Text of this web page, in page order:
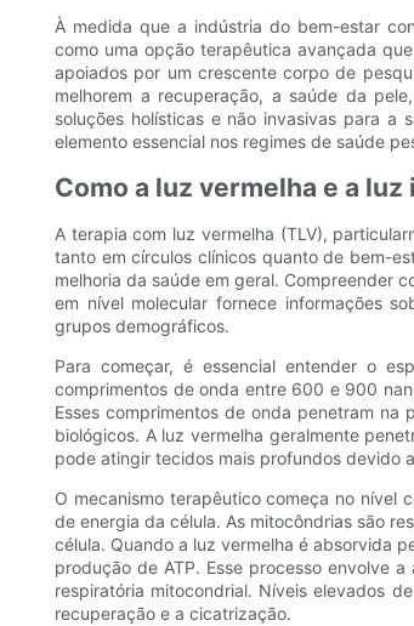
À medida que a indústria do bem-estar
como uma opção terapêutica avançada
apoiados por um crescente corpo de
melhorem a recuperação, a saúde da
soluções holísticas e não invasivas para
elemento essencial nos regimes de saúde
Como a luz vermelha e a
A terapia com luz vermelha (TLV),
tanto em círculos clínicos quanto de bem-
melhoria da saúde em geral. Compreender
em nível molecular fornece informações
grupos demográficos.
Para começar, é essencial entender o
comprimentos de onda entre 600 e 900
Esses comprimentos de onda penetram
biológicos. A luz vermelha geralmente
pode atingir tecidos mais profundos devido
O mecanismo terapêutico começa no nível
de energia da célula. As mitocôndrias são
célula. Quando a luz vermelha é absorvida
produção de ATP. Esse processo envolve
respiratória mitocondrial. Níveis elevados
recuperação e a cicatrização.